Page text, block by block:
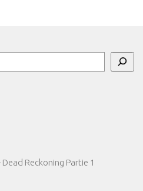
Reckoning Partie 1